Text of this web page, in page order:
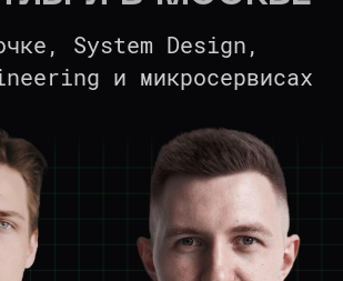
Владимир Балун
ex-TeamLead в Яндекс